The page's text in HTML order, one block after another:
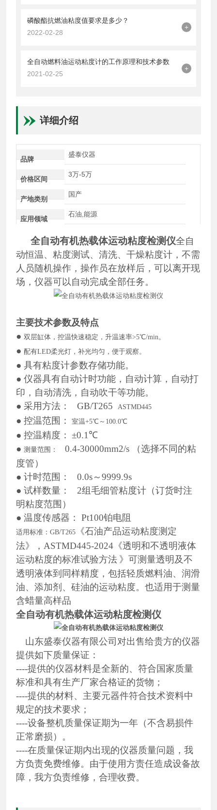
磷酸酯抗燃油粘度值要求是多少？
2022-02-28
+
全自动燃料油运动粘度计的工作原理和技术参数
2021-02-25
+
详细介绍
品牌
盛泰仪器
价格区间
3万-5万
产地类别
国产
应用领域
石油,能源
全自动有机热载体运动粘度检测仪全自
动恒温、粘度测试、清洗、干燥粘度计，不需
人员随机操作，操作员在放样后，可以离开现
场，仪器可以自动完成全部任务。
主要技术参数及特点
● 双层缸体，控温快速稳定，升温速率>5℃/min。
● 配有LED柔光灯，补光均匀，便于观察。
● 具有粘度计参数存储功能。
● 仪器具有自动计时功能，自动计算，自动打
印，自动清洗，自动吹干等功能。
● 采用方法： GB/T265 ASTMD445
● 控温范围： 室温+5℃～100.0℃
● 控温精度： ±0.1℃
● 测量范围： 0.4-30000mm2/s （选择不同的粘
度管）
● 计时范围： 0.0s～9999.9s
● 试样数量：
2组毛细管粘度计（订货时注
明粘度范围）
● 温度传感器： Pt100铂电阻
适用标准：GB/T265 《石油产品运动粘度测定
法》 ， ASTMD445-2024《透明和不透明液体
运动粘度的标准试验方法 》可测量透明及不
透明液体到同样精度，包括轻质燃料油、润滑
油、添加剂、硅油的运动粘度。也适用于测量
含蜡量高样品
全自动有机热载体运动粘度检测仪
山东盛泰仪器有限公司对出售给贵方的仪器
提供如下质量保证：
----提供的仪器材料是全新的、符合国家质量
标准和具有生产厂家合格证的货物；
----提供的材料、主要元器件符合技术资料中
规定的技术要求；
----设备整机质量保证期为一年（不含易损件
正常磨损）。
----在质量保证期内出现的仪器质量问题，我
方负责免费维修。由于使用方责任造成设备故
障，我方负责维修，合理收费。